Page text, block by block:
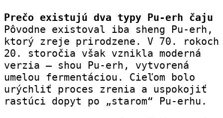
Prečo existujú dva typy Pu-erh čaju
Pôvodne existoval iba sheng Pu-erh,
ktorý zreje prirodzene. V 70. rokoch
20. storočia však vznikla moderná
verzia – shou Pu-erh, vytvorená
umelou fermentáciou. Cieľom bolo
urýchliť proces zrenia a uspokojiť
rastúci dopyt po „starom“ Pu-erhu.